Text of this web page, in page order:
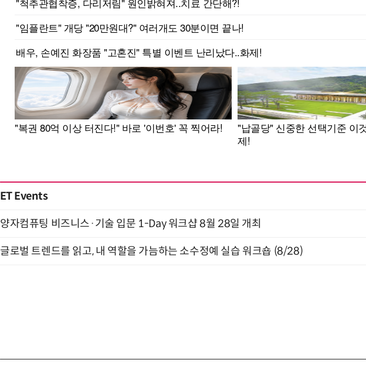
ET Events
양자컴퓨팅 비즈니스·기술 입문 1-Day 워크샵 8월 28일 개최
글로벌 트렌드를 읽고, 내 역할을 가늠하는 소수정예 실습 워크숍 (8/28)